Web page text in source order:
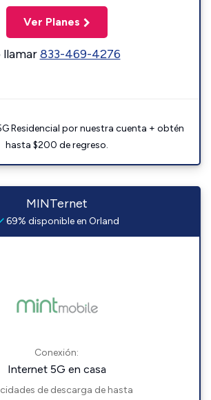
Ver Planes
llamar833-469-4276
Residencial por nuestra cuenta + obtén
hasta $200 de regreso.
MINTernet
69% disponible en Orland
Conexión:
Internet 5G en casa
de descarga de hasta